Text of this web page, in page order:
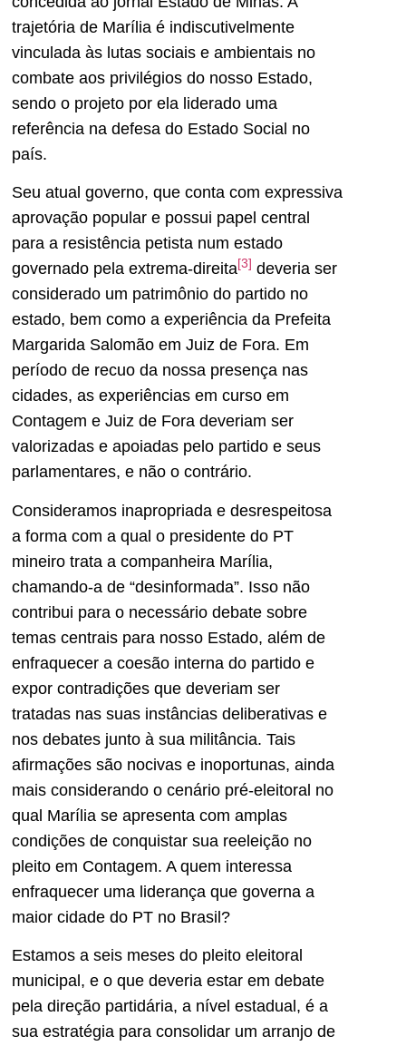
trajetória de Marília é indiscutivelmente
vinculada às lutas sociais e ambientais no
combate aos privilégios do nosso Estado,
sendo o projeto por ela liderado uma
referência na defesa do Estado Social no
país.
Seu atual governo, que conta com expressiva
aprovação popular e possui papel central
para a resistência petista num estado
governado pela extrema-direita[3] deveria ser
considerado um patrimônio do partido no
estado, bem como a experiência da Prefeita
Margarida Salomão em Juiz de Fora. Em
período de recuo da nossa presença nas
cidades, as experiências em curso em
Contagem e Juiz de Fora deveriam ser
valorizadas e apoiadas pelo partido e seus
parlamentares, e não o contrário.
Consideramos inapropriada e desrespeitosa
a forma com a qual o presidente do PT
mineiro trata a companheira Marília,
chamando-a de “desinformada”. Isso não
contribui para o necessário debate sobre
temas centrais para nosso Estado, além de
enfraquecer a coesão interna do partido e
expor contradições que deveriam ser
tratadas nas suas instâncias deliberativas e
nos debates junto à sua militância. Tais
afirmações são nocivas e inoportunas, ainda
mais considerando o cenário pré-eleitoral no
qual Marília se apresenta com amplas
condições de conquistar sua reeleição no
pleito em Contagem. A quem interessa
enfraquecer uma liderança que governa a
maior cidade do PT no Brasil?
Estamos a seis meses do pleito eleitoral
municipal, e o que deveria estar em debate
pela direção partidária, a nível estadual, é a
sua estratégia para consolidar um arranjo de